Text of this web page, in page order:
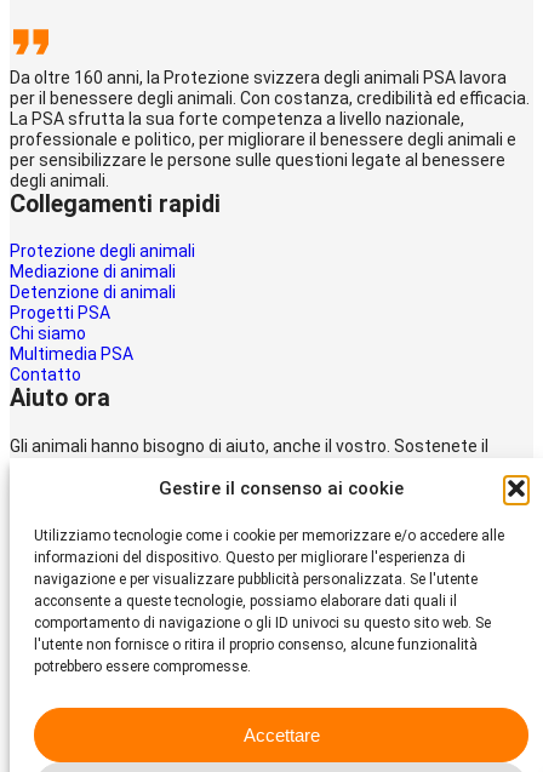
Gestire il consenso ai cookie
Utilizziamo tecnologie come i cookie per memorizzare e/o accedere alle
informazioni del dispositivo. Questo per migliorare l'esperienza di
navigazione e per visualizzare pubblicità personalizzata. Se l'utente
acconsente a queste tecnologie, possiamo elaborare dati quali il
comportamento di navigazione o gli ID univoci su questo sito web. Se
l'utente non fornisce o ritira il proprio consenso, alcune funzionalità
potrebbero essere compromesse.
Accettare
Da oltre 160 anni, la Protezione svizzera degli animali PSA lavora
per il benessere degli animali. Con costanza, credibilità ed efficacia.
La PSA sfrutta la sua forte competenza a livello nazionale,
professionale e politico, per migliorare il benessere degli animali e
per sensibilizzare le persone sulle questioni legate al benessere
degli animali.
Collegamenti rapidi
Protezione degli animali
Mediazione di animali
Detenzione di animali
Progetti PSA
Chi siamo
Multimedia PSA
Contatto
Aiuto ora
Gli animali hanno bisogno di aiuto, anche il vostro. Sostenete il
Protezione svizzera degli animali PSA.
Donare
Protezione Svizzera
degli Animali PSA
Dornacherstrasse 101
CH-4053 Basilea
Telefono 058 510 64 00
psa@protezione-animali.com
InstagramYouTube